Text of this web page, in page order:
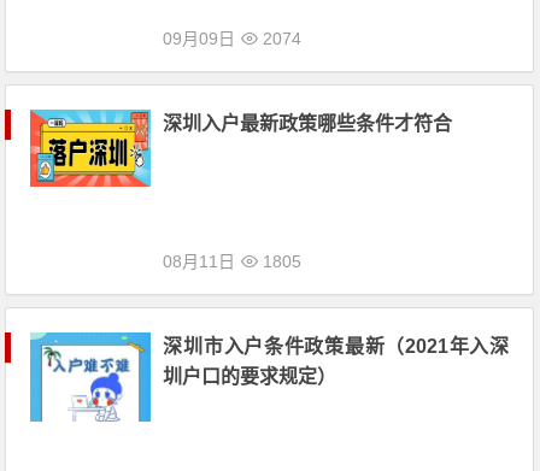
09月09日 2074
深圳入户最新政策哪些条件才符合
08月11日 1805
深圳市入户条件政策最新（2021年入深
圳户口的要求规定）